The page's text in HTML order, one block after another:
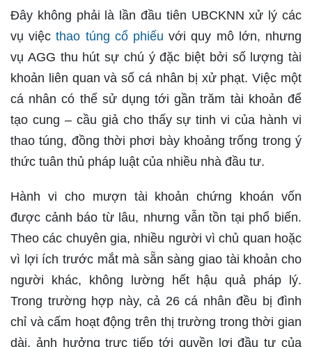
Đây không phải là lần đầu tiên UBCKNN xử lý các
vụ việcthao túng cổ phiếu với quy mô lớn, nhưng
vụ AGG thu hút sự chú ý đặc biệt bởi số lượng tài
khoản liên quan và số cá nhân bị xử phạt. Việc một
cá nhân có thể sử dụng tới gần trăm tài khoản để
tạo cung – cầu giả cho thấy sự tinh vi của hành vi
thao túng, đồng thời phơi bày khoảng trống trong ý
thức tuân thủ pháp luật của nhiều nhà đầu tư.
Hành vi cho mượn tài khoản chứng khoán vốn
được cảnh báo từ lâu, nhưng vẫn tồn tại phổ biến.
Theo các chuyên gia, nhiều người vì chủ quan hoặc
vì lợi ích trước mắt mà sẵn sàng giao tài khoản cho
người khác, không lường hết hậu quả pháp lý.
Trong trường hợp này, cả 26 cá nhân đều bị đình
chỉ và cấm hoạt động trên thị trường trong thời gian
dài, ảnh hưởng trực tiếp tới quyền lợi đầu tư của